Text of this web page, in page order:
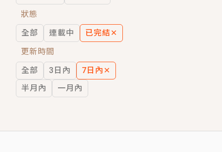
狀態
全部
連載中 已完結✕
更新時間
全部
3日內 7日內 ✕
半月內
一月內